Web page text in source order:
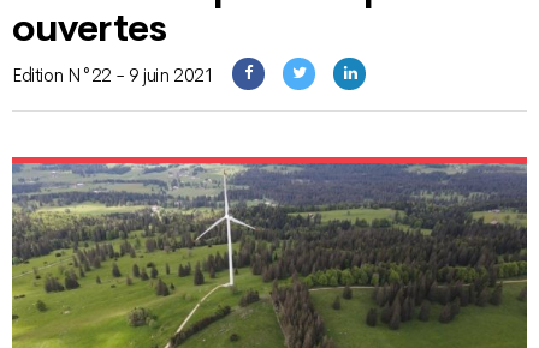
ouvertes
Edition N°22 - 9 juin 2021